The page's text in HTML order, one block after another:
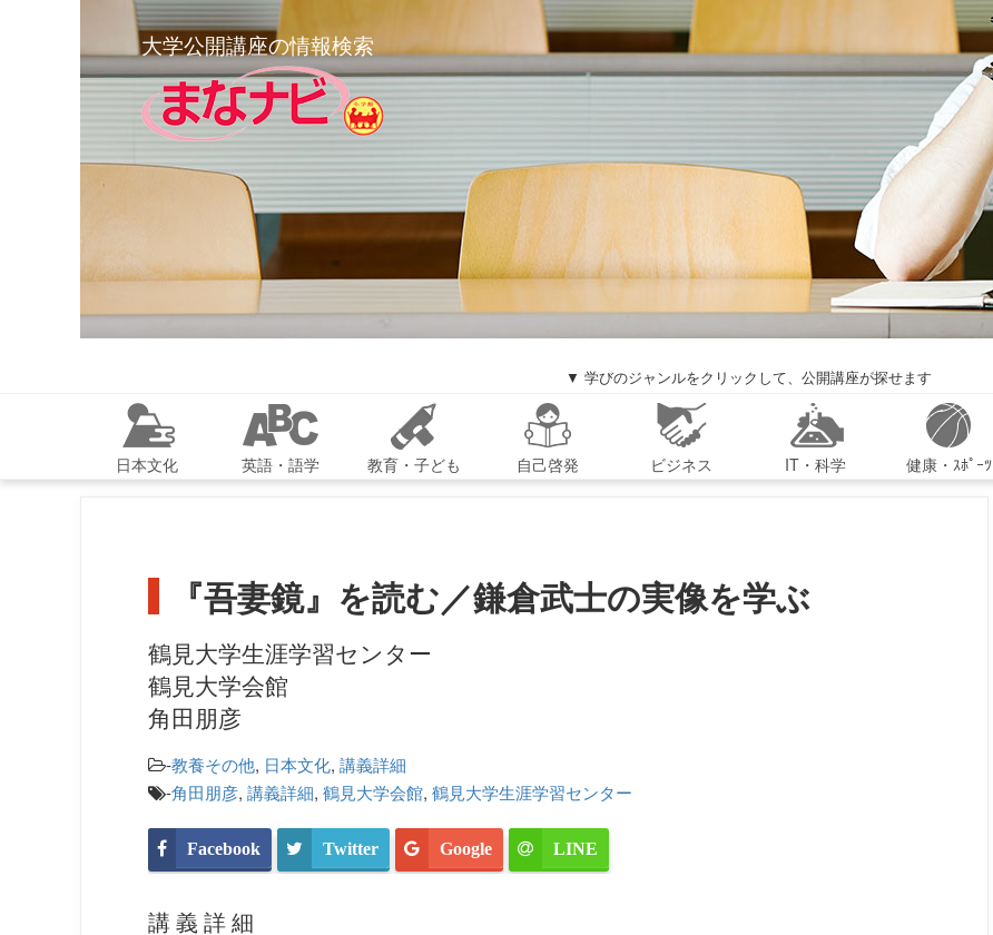
大学公開講座の情報検索
▼ 学びのジャンルをクリックして、公開講座が探せます
日本文化 英語・語学 教育・子ども 自己啓発 ビジネス IT・科学 健康・ｽﾎﾟｰﾂ
『吾妻鏡』を読む／鎌倉武士の実像を学ぶ
鶴見大学生涯学習センター
鶴見大学会館
角田朋彦
-教養その他, 日本文化, 講義詳細
-角田朋彦, 講義詳細, 鶴見大学会館, 鶴見大学生涯学習センター
Facebook Twitter Google LINE
講義詳細